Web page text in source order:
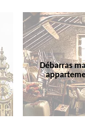
Débarras